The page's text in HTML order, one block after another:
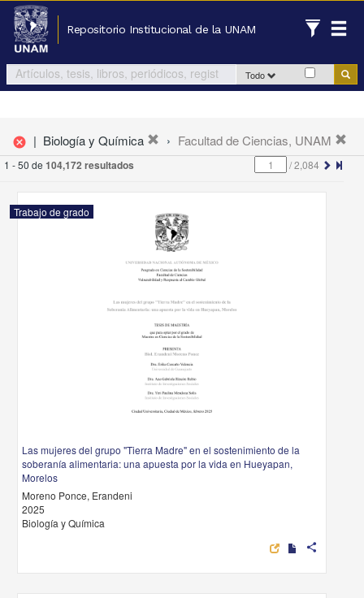
Repositorio Institucional de la UNAM
Todo
cancel | Biología y Química Facultad de Ciencias, UNAM
1 - 50 de 104,172 resultados /2,084
Trabajo de grado
Las mujeres del grupo "Tierra Madre" en el sostenimiento de la
soberanía alimentaria: una apuesta por la vida en Hueyapan,
Morelos
Moreno Ponce, Erandeni
2025
Biología y Química
share